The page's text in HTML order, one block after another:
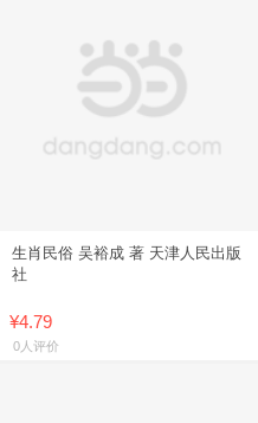
生肖民俗 吴裕成 著 天津人民出版
社
¥4.79
0人评价